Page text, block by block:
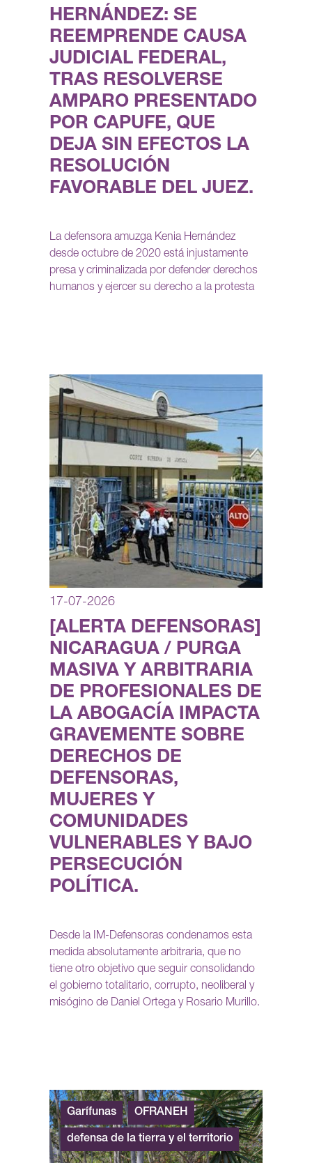
HERNÁNDEZ: SE
REEMPRENDE CAUSA
JUDICIAL FEDERAL,
TRAS RESOLVERSE
AMPARO PRESENTADO
POR CAPUFE, QUE
DEJA SIN EFECTOS LA
RESOLUCIÓN
FAVORABLE DEL JUEZ.
La defensora amuzga Kenia Hernández
desde octubre de 2020 está injustamente
presa y criminalizada por defender derechos
humanos y ejercer su derecho a la protesta
17-07-2026
[ALERTA DEFENSORAS]
NICARAGUA / PURGA
MASIVA Y ARBITRARIA
DE PROFESIONALES DE
LA ABOGACÍA IMPACTA
GRAVEMENTE SOBRE
DERECHOS DE
DEFENSORAS,
MUJERES Y
COMUNIDADES
VULNERABLES Y BAJO
PERSECUCIÓN
POLÍTICA.
Desde la IM-Defensoras condenamos esta
medida absolutamente arbitraria, que no
tiene otro objetivo que seguir consolidando
el gobierno totalitario, corrupto, neoliberal y
misógino de Daniel Ortega y Rosario Murillo.
Garífunas OFRANEH
defensa de la tierra y el territorio